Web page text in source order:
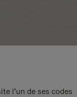
l’un de ses codes